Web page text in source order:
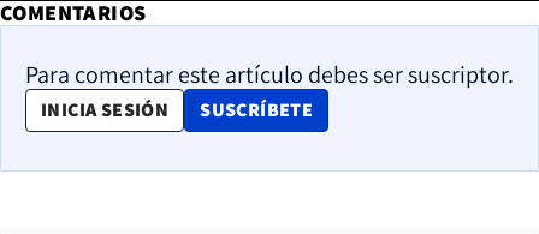
COMENTARIOS
Para comentar este artículo debes ser suscriptor.
INICIA SESIÓN SUSCRÍBETE
OPENS IN NEW WINDOW